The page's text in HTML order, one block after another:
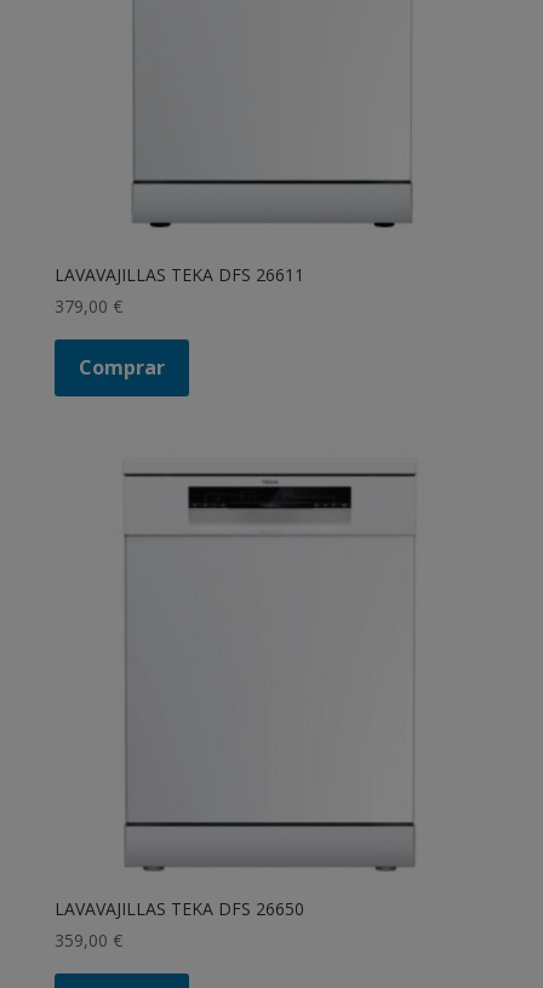
LAVAVAJILLAS TEKA DFS 26611
379,00 €
Comprar
LAVAVAJILLAS TEKA DFS 26650
359,00 €